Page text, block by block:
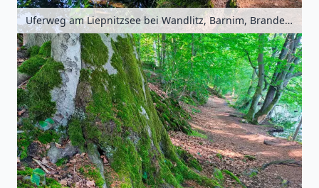
Uferweg am Liepnitzsee bei Wandlitz, Barnim, Brandenburg, Deutschland